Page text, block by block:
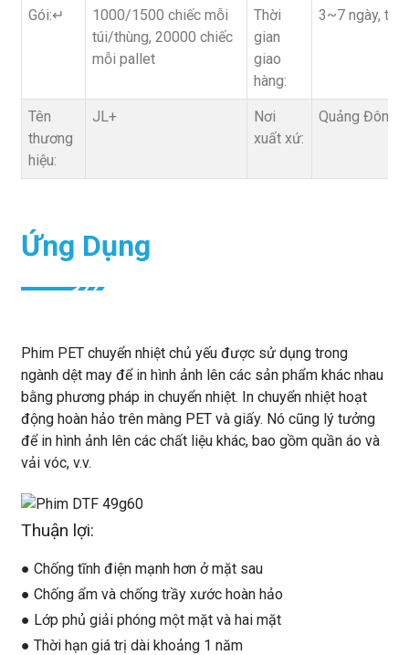
Gói:↵
1000/1500 chiếc mỗi
túi/thùng, 20000 chiếc
mỗi pallet
Thời
gian
giao
hàng:
3~7 ngày,
Tên
thương
hiệu:
JL+
Nơi
xuất xứ:
Quảng Đông,
Ứng Dụng
Phim PET chuyển nhiệt chủ yếu được sử dụng trong
ngành dệt may để in hình ảnh lên các sản phẩm khác nhau
bằng phương pháp in chuyển nhiệt. In chuyển nhiệt hoạt
động hoàn hảo trên màng PET và giấy. Nó cũng lý tưởng
để in hình ảnh lên các chất liệu khác, bao gồm quần áo và
vải vóc, v.v.
Thuận lợi:
● Chống tĩnh điện mạnh hơn ở mặt sau
● Chống ẩm và chống trầy xước hoàn hảo
● Lớp phủ giải phóng một mặt và hai mặt
● Thời hạn giá trị dài khoảng 1 năm